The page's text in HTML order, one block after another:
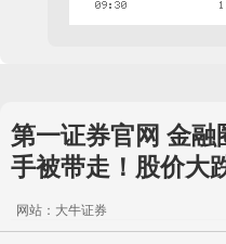
第一证券官网 金
手被带走！股价
网站：大牛证券